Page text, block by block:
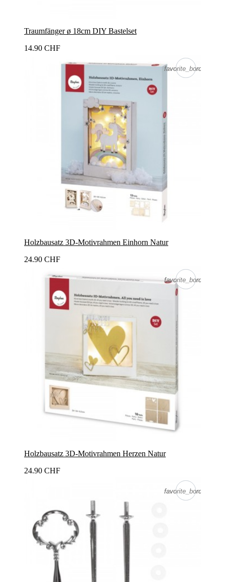
Traumfänger ø 18cm DIY Bastelset
14.90 CHF
favorite_border
favorite_border
Holzbausatz 3D-Motivrahmen Einhorn Natur
24.90 CHF
favorite_border
favorite_border
Holzbausatz 3D-Motivrahmen Herzen Natur
24.90 CHF
favorite_border
favorite_border